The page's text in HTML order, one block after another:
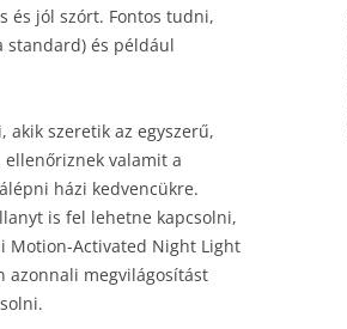
és jól szórt. Fontos tudni,
standard) és például
akik szeretik az egyszerű,
ellenőriznek valamit a
házi kedvencükre.
is fel lehetne kapcsolni,
Motion-Activated Night Light
azonnali megvilágosítást